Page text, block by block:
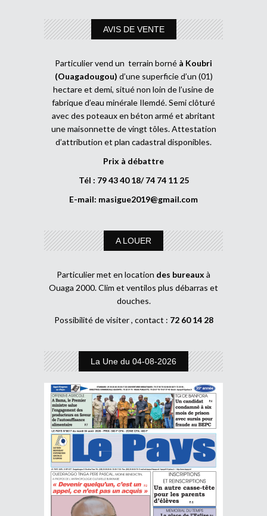
AVIS DE VENTE
Particulier vend un terrain borné à Koubri
(Ouagadougou) d’une superficie d’un (01)
hectare et demi, situé non loin de l’usine de
fabrique d’eau minérale Ilemdé. Semi clôturé
avec des poteaux en béton armé et abritant
une maisonnette de vingt tôles. Attestation
d’attribution et plan cadastral disponibles.
Prix à débattre
Tél : 79 43 40 18/ 74 74 11 25
E-mail: masigue2019@gmail.com
A LOUER
Particulier met en location des bureaux à
Ouaga 2000. Clim et ventilos plus débarras et
douches.
Possibilité de visiter , contact : 72 60 14 28
La Une du 04-08-2026